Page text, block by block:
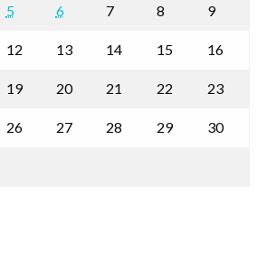
5 6 7 8 9
12 13 14 15 16
19 20 21 22 23
26 27 28 29 30